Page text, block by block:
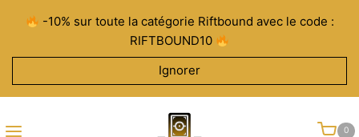
contenu
-10% sur toute la catégorie Riftbound avec le code :
RIFTBOUND10
Ignorer
0